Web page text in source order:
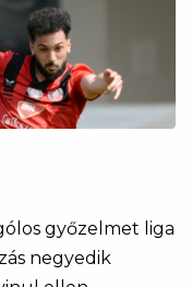
győzelmet liga
negyedik